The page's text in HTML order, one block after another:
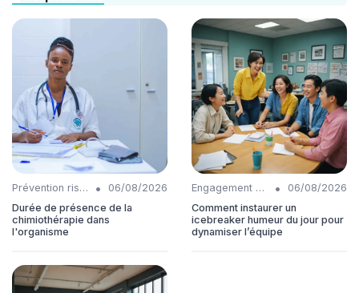
Prévention risques •
06/08/2026
Durée de présence de la
chimiothérapie dans
l'organisme
Engagement collaborateurs •
06/08/2026
Comment instaurer un
icebreaker humeur du jour pour
dynamiser l’équipe